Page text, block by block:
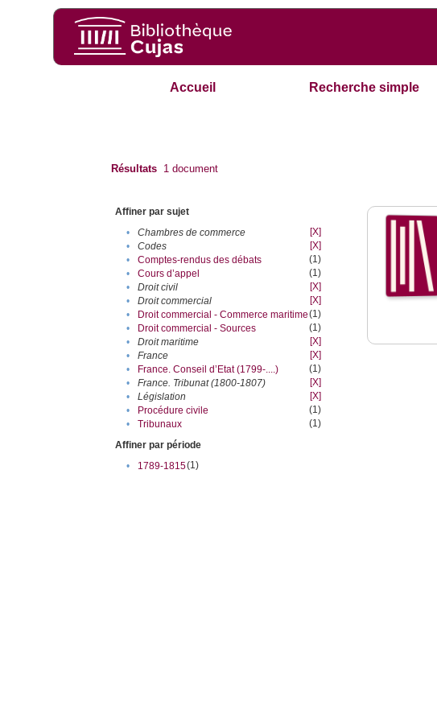
Accueil Recherche simple
Résultats 1 document
Affiner par sujet
•
Chambres de commerce
[X]
•
Codes
[X]
•
Comptes-rendus des débats
(1)
•
Cours d’appel
(1)
•
Droit civil
[X]
•
Droit commercial
[X]
•
Droit commercial - Commerce maritime(1)
•
Droit commercial - Sources
(1)
•
Droit maritime
[X]
•
France
[X]
•
France. Conseil d’Etat (1799-....)
(1)
•
France. Tribunat (1800-1807)
[X]
•
Législation
[X]
•
Procédure civile
(1)
•
Tribunaux
(1)
Affiner par période
•
1789-1815(1)